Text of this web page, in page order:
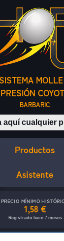
PRESIÓN
BARBARIC
Buscar
Productos
Asistente
PRECIO MÍNIMO
1,58 €
Registrado hace 7 meses